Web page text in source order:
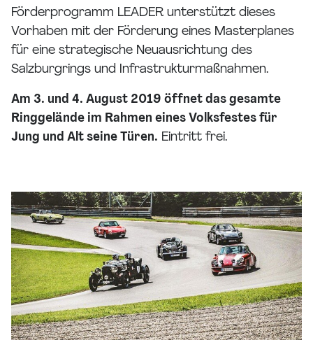
Förderprogramm LEADER unterstützt dieses
Vorhaben mit der Förderung eines Masterplanes
für eine strategische Neuausrichtung des
Salzburgrings und Infrastrukturmaßnahmen.
Am 3. und 4. August 2019 öffnet das gesamte
Ringgelände im Rahmen eines Volksfestes für
Jung und Alt seine Türen. Eintritt frei.